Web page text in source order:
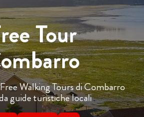
Tour
Walking Tours di Combarro
guide turistiche locali